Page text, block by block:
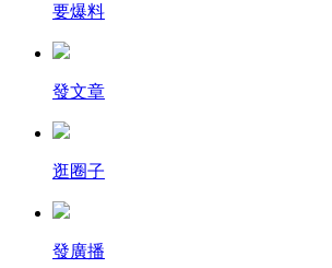
要爆料
發文章
逛圈子
發廣播